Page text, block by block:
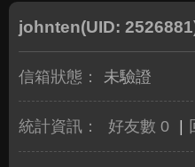
johnten(UID:
信箱狀態： 未驗證
統計資訊： 好友數 0